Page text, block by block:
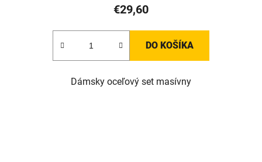
€29,60
DO KOŠÍKA
Dámsky oceľový set masívny